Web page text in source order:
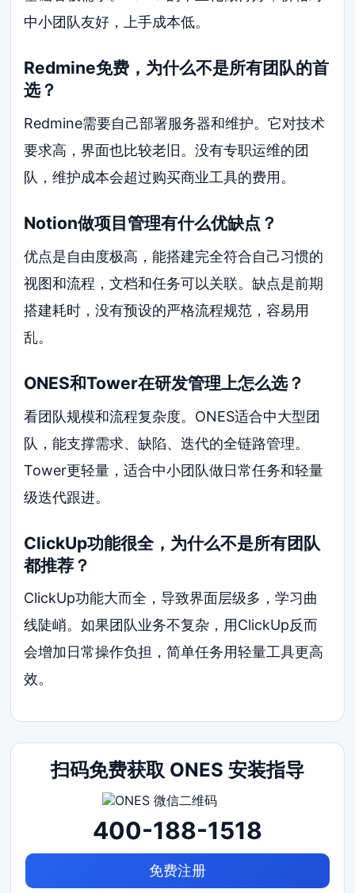
中小团队友好，上手成本低。
Redmine免费，为什么不是所有团队的首
选？
Redmine需要自己部署服务器和维护。它对技术
要求高，界面也比较老旧。没有专职运维的团
队，维护成本会超过购买商业工具的费用。
Notion做项目管理有什么优缺点？
优点是自由度极高，能搭建完全符合自己习惯的
视图和流程，文档和任务可以关联。缺点是前期
搭建耗时，没有预设的严格流程规范，容易用
乱。
ONES和Tower在研发管理上怎么选？
看团队规模和流程复杂度。ONES适合中大型团
队，能支撑需求、缺陷、迭代的全链路管理。
Tower更轻量，适合中小团队做日常任务和轻量
级迭代跟进。
ClickUp功能很全，为什么不是所有团队
都推荐？
ClickUp功能大而全，导致界面层级多，学习曲
线陡峭。如果团队业务不复杂，用ClickUp反而
会增加日常操作负担，简单任务用轻量工具更高
效。
扫码免费获取 ONES 安装指导
400-188-1518
免费注册